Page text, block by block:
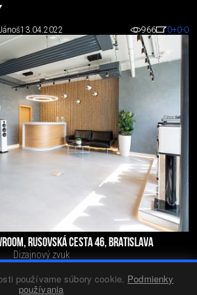
používame súbory cookie. Podmienky
používania
13.04.2022 966 0+0-0
RUSOVSKÁ CESTA 46, BRATISLAVA
Dizajnový zvuk